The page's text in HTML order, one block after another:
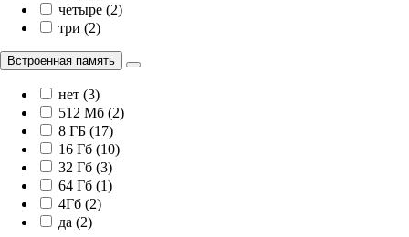
четыре (2)
три (2)
Встроенная память
нет (3)
512 Мб (2)
8 ГБ (17)
16 Гб (10)
32 Гб (3)
64 Гб (1)
4Гб (2)
да (2)